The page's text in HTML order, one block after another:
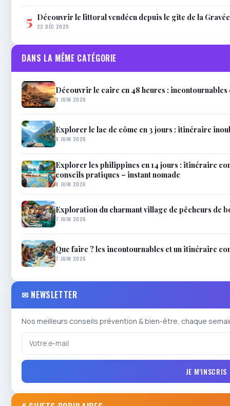
5 Découvrir le littoral vendéen depuis le gîte de la Gravée
22 DÉC 2025
DANS LA MÊME CATÉGORIE
Découvrir le caire en 48 heures : incontournables
9 JUIN 2026
Explorer le lac de côme en 3 jours : itinéraire
9 JUIN 2026
Explorer les philippines en 14 jours : itinéraire
conseils pratiques – instant nomade
8 JUIN 2026
Exploration du charmant village de pêcheurs de
7 JUIN 2026
Que faire ? les incontournables et un itinéraire
7 JUIN 2026
✉ NEWSLETTER
Nos meilleurs conseils prévention & bien-être, chaque
JE M'INSCRIS